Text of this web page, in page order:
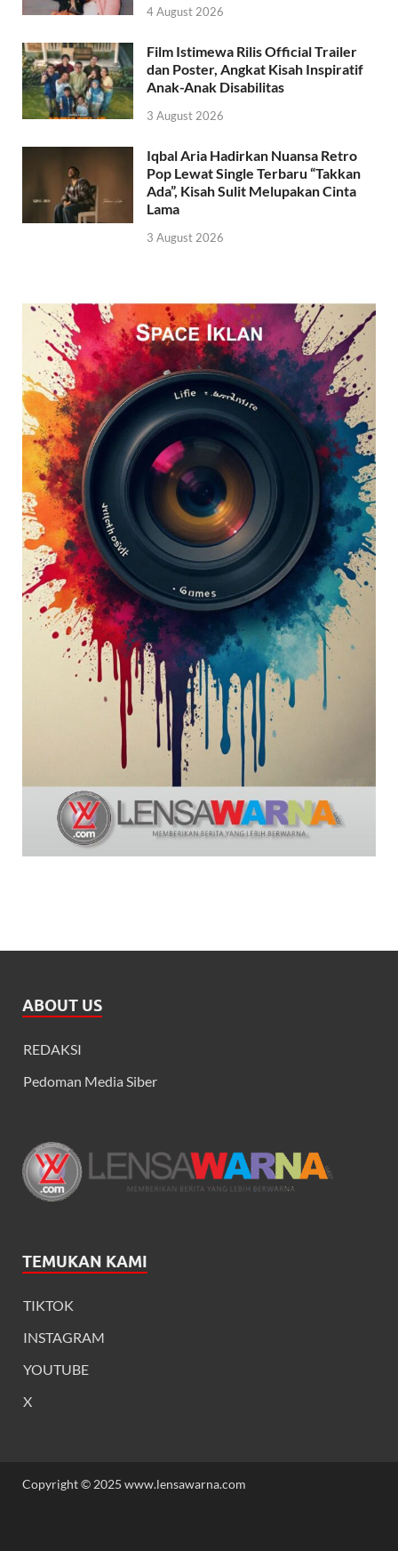
4 August 2026
Film Istimewa Rilis Official Trailer
dan Poster, Angkat Kisah Inspiratif
Anak-Anak Disabilitas
3 August 2026
Iqbal Aria Hadirkan Nuansa Retro
Pop Lewat Single Terbaru “Takkan
Ada”, Kisah Sulit Melupakan Cinta
Lama
3 August 2026
ABOUT US
REDAKSI
Pedoman Media Siber
TEMUKAN KAMI
TIKTOK
INSTAGRAM
YOUTUBE
X
Copyright © 2025 www.lensawarna.com